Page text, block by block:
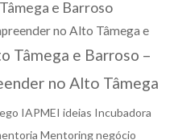
e Barroso
no Alto Tâmega e
Tâmega e Barroso –
no Alto Tâmega
IAPMEI ideias Incubadora
Mentoringnegócio